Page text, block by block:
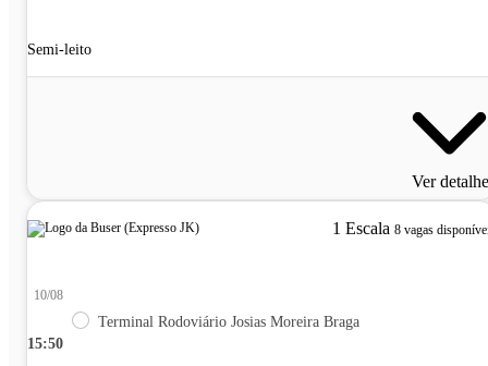
Semi-leito
Ver
1 Escala 8 vagas
15:50
10/08
Terminal Rodoviário Josias Moreira Braga